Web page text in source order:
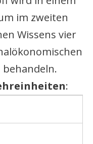
im zweiten
Wissens vier
: